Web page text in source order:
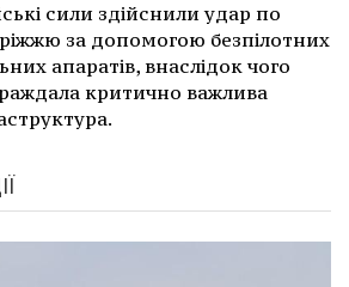
сили здійснили удар по
за допомогою безпілотних
апаратів, внаслідок чого
критично важлива